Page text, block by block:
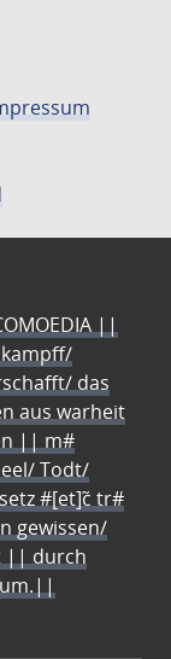
||
das
aus warheit
|| m#
Todt/
#[et]c̃ tr#
gewissen/
|| durch